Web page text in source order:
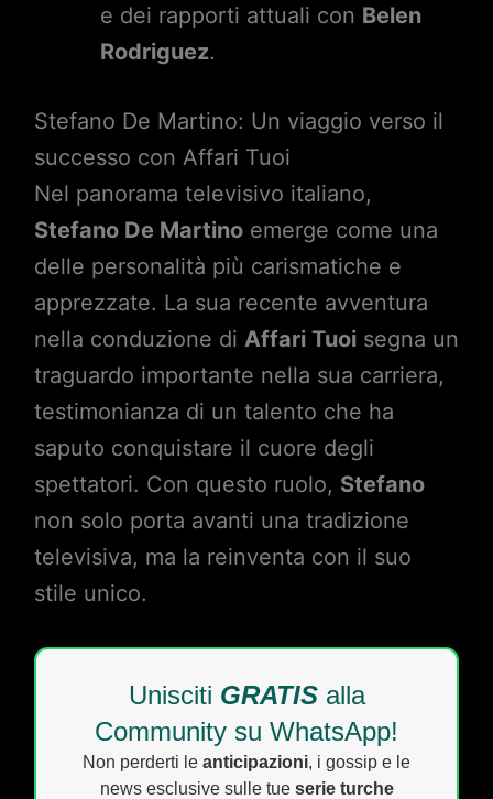
e dei rapporti attuali con Belen
Rodriguez.
Stefano De Martino: Un viaggio verso il
successo con Affari Tuoi
Nel panorama televisivo italiano,
Stefano De Martinoemerge come una
delle personalità più carismatiche e
apprezzate. La sua recente avventura
nella conduzione di Affari Tuoisegna un
traguardo importante nella sua carriera,
testimonianza di un talento che ha
saputo conquistare il cuore degli
spettatori. Con questo ruolo, Stefano
non solo porta avanti una tradizione
televisiva, ma la reinventa con il suo
stile unico.
Unisciti GRATISalla
Community su WhatsApp!
Non perderti le anticipazioni, i gossip e le
news esclusive sulle tue serie turche